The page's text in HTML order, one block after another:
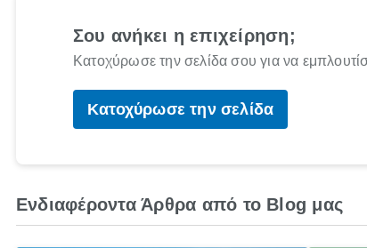
Σου ανήκει η επιχείρηση;
Κατοχύρωσε την σελίδα σου για να
Κατοχύρωσε την σελίδα
Ενδιαφέροντα Άρθρα από το Blog μας